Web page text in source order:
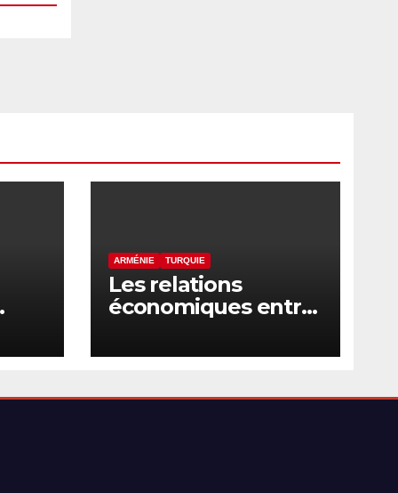
ARMÉNIE TURQUIE
Les relations
économiques entre
Turquie en voie de